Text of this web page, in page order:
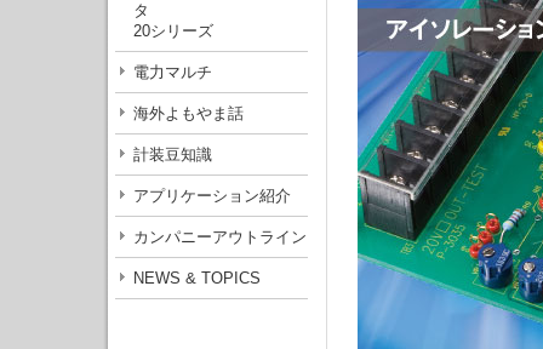
タ
20シリーズ
電力マルチ
海外よもやま話
計装豆知識
アプリケーション紹介
カンパニーアウトライン
NEWS & TOPICS